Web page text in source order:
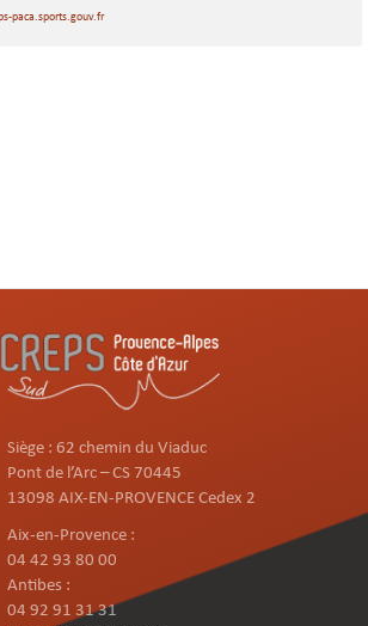
paca.sports.gouv.fr
Siège : 62 chemin du Viaduc
Pont de l’Arc – CS 70445
13098 AIX-EN-PROVENCE Cedex 2
Aix-en-Provence :
04 42 93 80 00
Antibes :
04 92 91 31 31